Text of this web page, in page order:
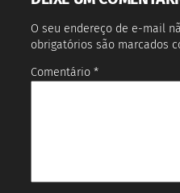
O seu endereço de e-mail
obrigatórios são marcados
Comentário *